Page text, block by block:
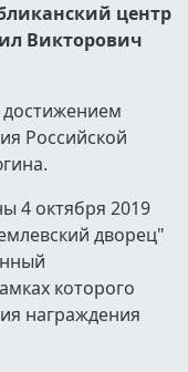
центр
Викторович
Российской
4 октября 2019
дворец"
которого
награждения